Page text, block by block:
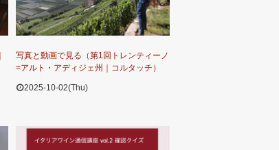
写真と動画で見る（第1回トレンティーノ
=アルト・アディジェ州｜コルタッチ）
2025-10-02(Thu)